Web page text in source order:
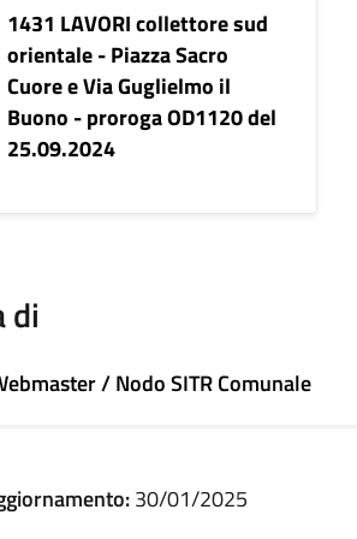
1431 LAVORI collettore sud
orientale - Piazza Sacro
Cuore e Via Guglielmo il
Buono - proroga OD1120 del
25.09.2024
di
/ Nodo SITR Comunale
30/01/2025